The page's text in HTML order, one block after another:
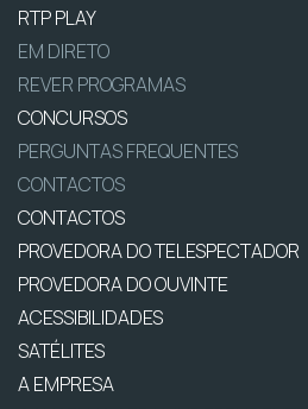
RTP PLAY
EM DIRETO
REVER PROGRAMAS
CONCURSOS
PERGUNTAS FREQUENTES
CONTACTOS
CONTACTOS
PROVEDORA DO TELESPECTADOR
PROVEDORA DO OUVINTE
ACESSIBILIDADES
SATÉLITES
A EMPRESA